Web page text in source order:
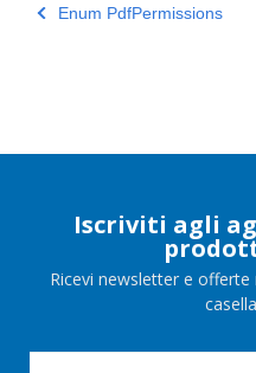
Enum PdfPermissions
Iscriviti agli
Ricevi newsletter e